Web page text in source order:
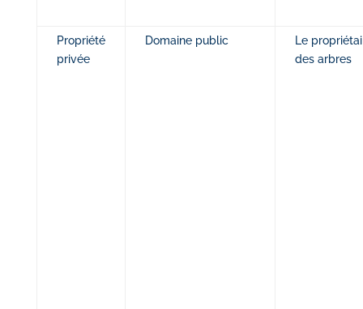
Propriété
privée
Domaine public
Le
des arbres